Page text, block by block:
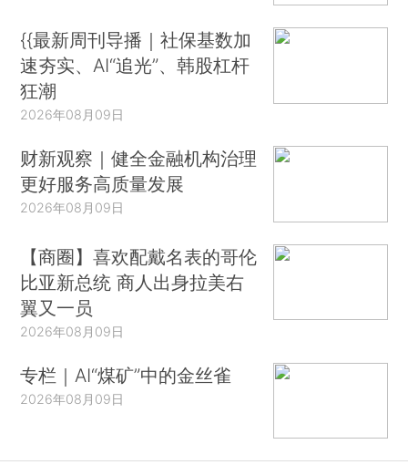
{{最新周刊导播｜社保基数加
速夯实、AI“追光”、韩股杠杆
狂潮
2026年08月09日
财新观察｜健全金融机构治理
更好服务高质量发展
2026年08月09日
【商圈】喜欢配戴名表的哥伦
比亚新总统 商人出身拉美右
翼又一员
2026年08月09日
专栏｜AI“煤矿”中的金丝雀
2026年08月09日